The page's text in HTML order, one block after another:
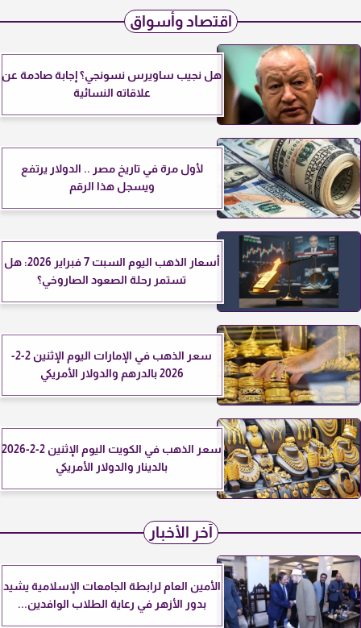
اقتصاد وأسواق
هل نجيب ساويرس نسونجي؟ إجابة صادمة عن
علاقاته النسائية
لأول مرة في تاريخ مصر .. الدولار يرتفع
ويسجل هذا الرقم
أسعار الذهب اليوم السبت 7 فبراير 2026: هل
تستمر رحلة الصعود الصاروخي؟
سعر الذهب في الإمارات اليوم الإثنين 2-2-
2026 بالدرهم والدولار الأمريكي
سعر الذهب في الكويت اليوم الإثنين 2-2-2026
بالدينار والدولار الأمريكي
آخر الأخبار
الأمين العام لرابطة الجامعات الإسلامية يشيد
بدور الأزهر في رعاية الطلاب الوافدين...